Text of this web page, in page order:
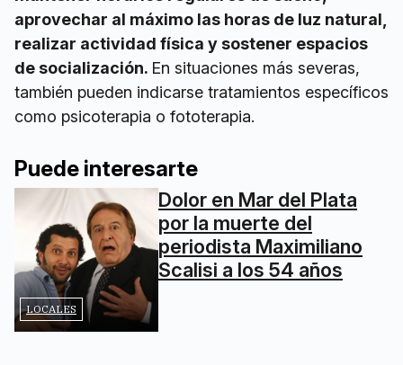
aprovechar al máximo las horas de luz natural,
realizar actividad física y sostener espacios
de socialización. En situaciones más severas,
también pueden indicarse tratamientos específicos
como psicoterapia o fototerapia.
Puede interesarte
LOCALES
Dolor en Mar del Plata
por la muerte del
periodista Maximiliano
Scalisi a los 54 años